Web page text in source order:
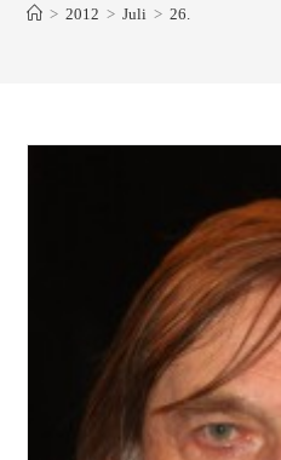
> 2012 > Juli > 26.